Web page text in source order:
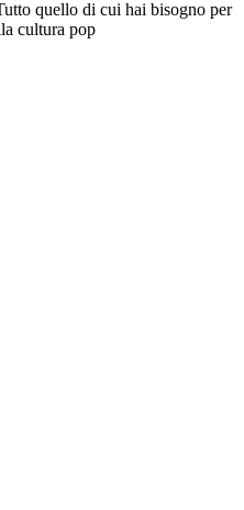
quello di cui hai bisogno per
cultura pop